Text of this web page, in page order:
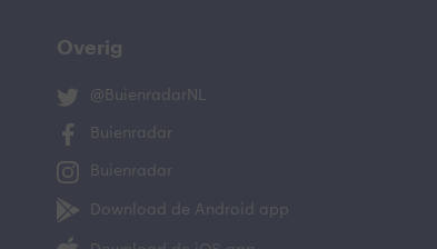
Overig
@BuienradarNL
Buienradar
Buienradar
Download de Android app